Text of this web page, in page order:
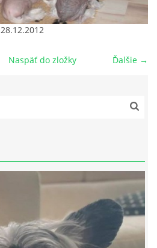
28.12.2012
Ďalšie →
Naspäť do zložky